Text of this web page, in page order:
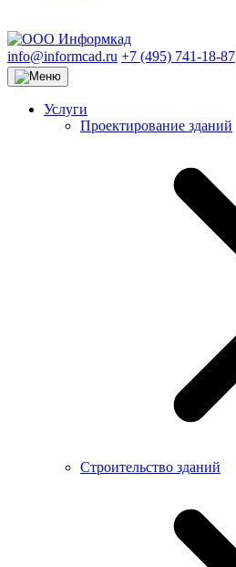
info@informcad.ru +7 (495) 741-18-87
Услуги
Проектирование зданий
Строительство зданий